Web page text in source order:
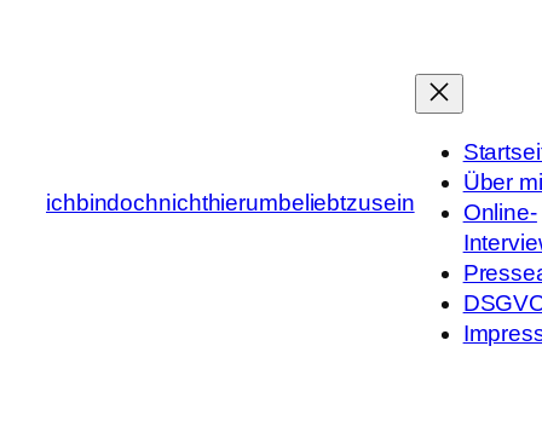
ichbindochnichthierumbeliebtzusein
Über
Online-